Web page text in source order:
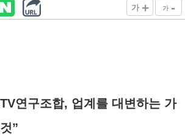
가 + 가 -
연구조합, 업계를 대변하는 가
”